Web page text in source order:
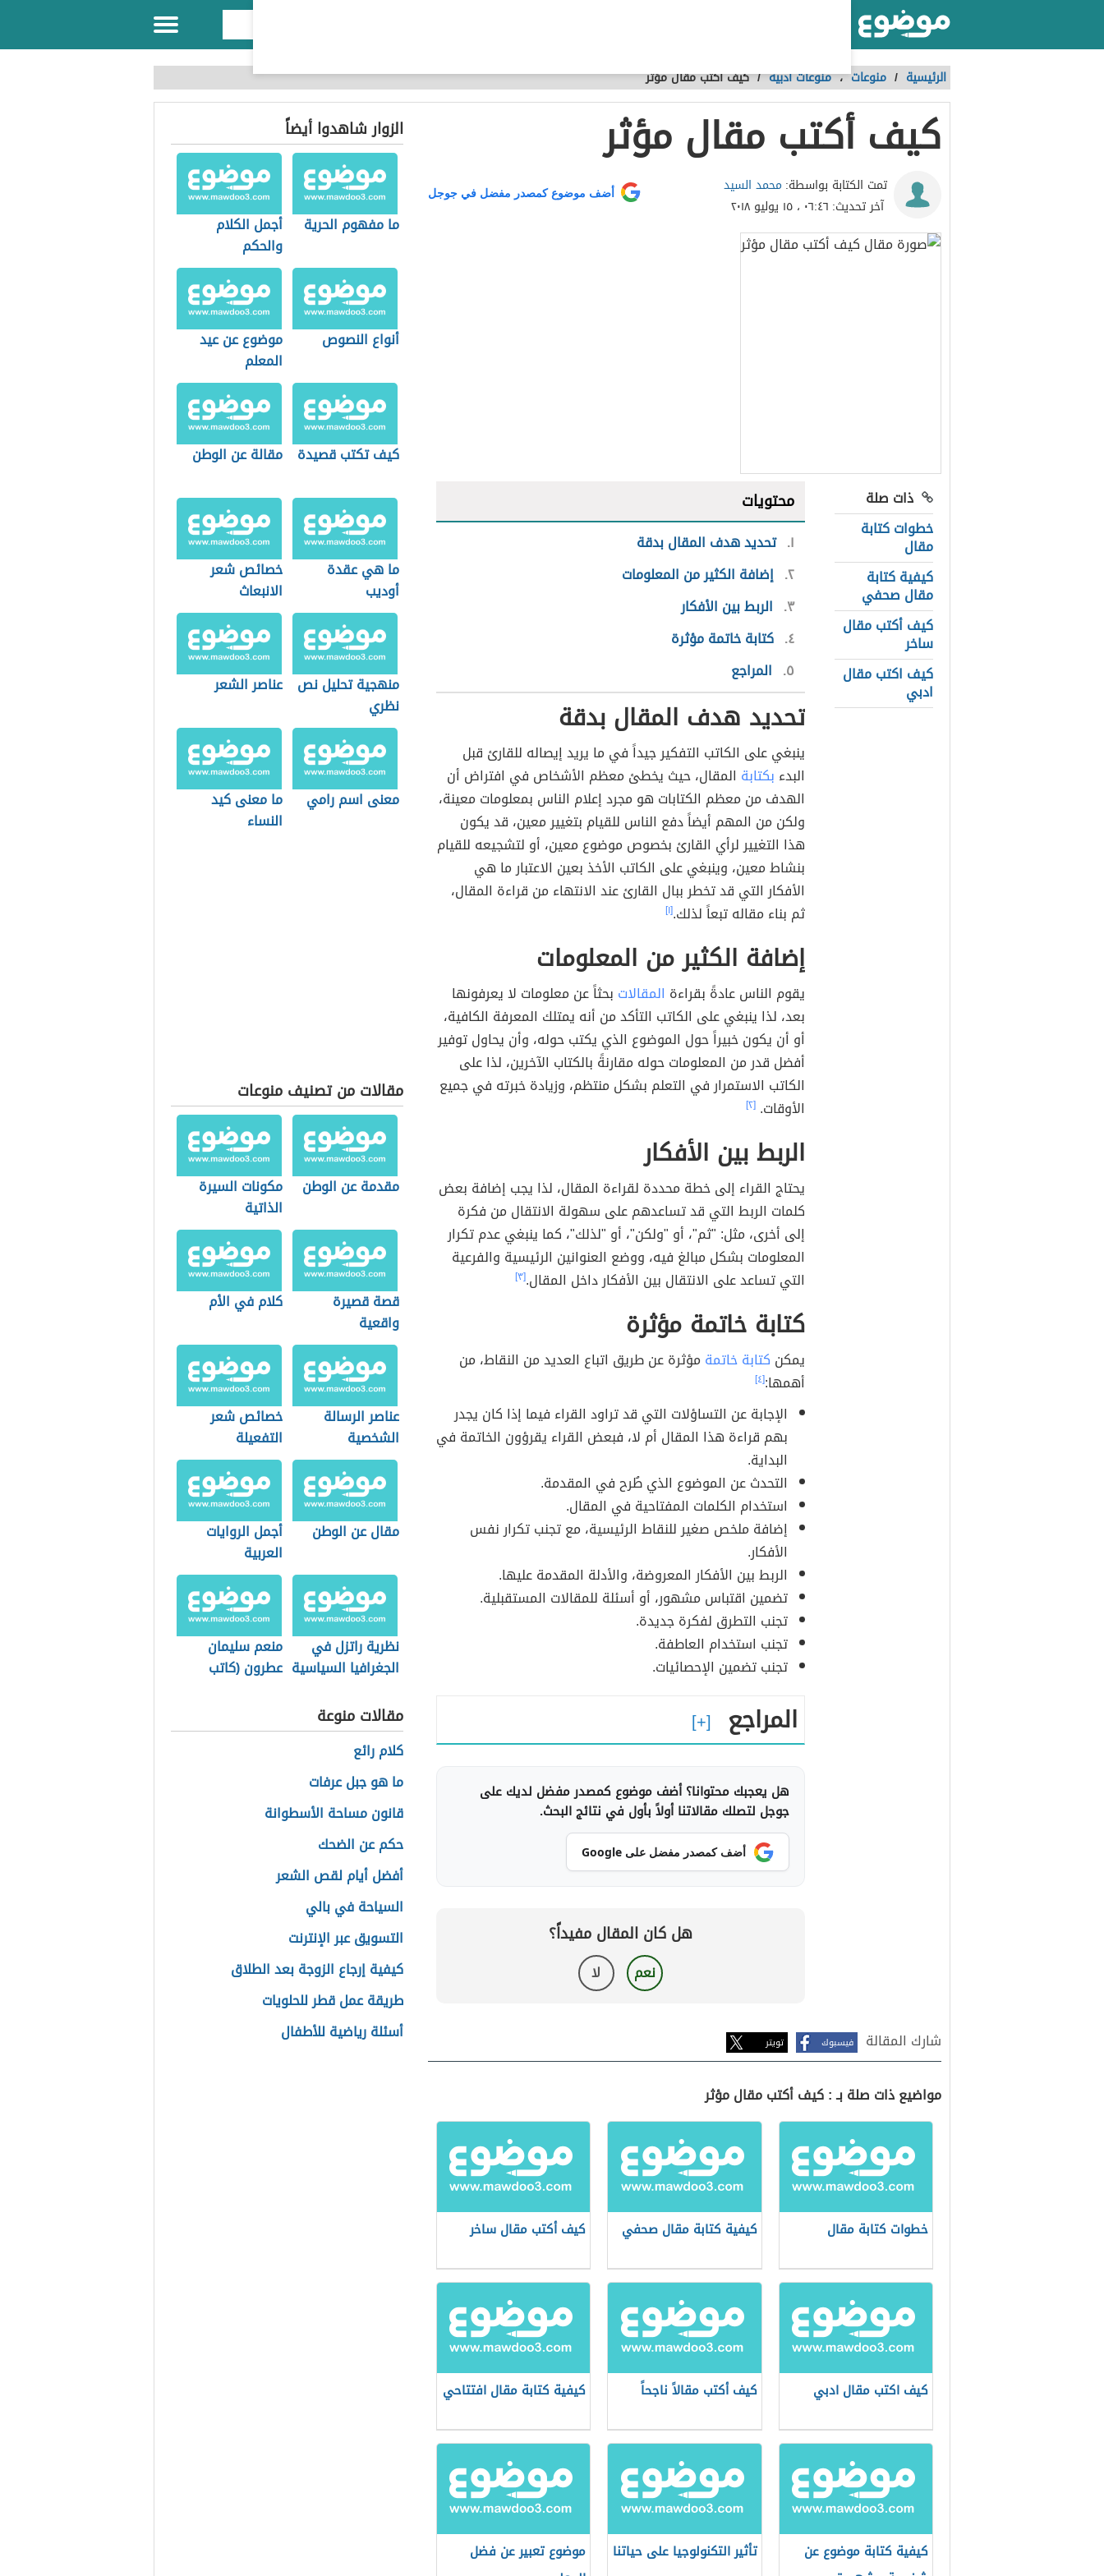
الرئيسية / منوعات ،منوعات أدبية /كيف أكتب مقال مؤثر
كيف أكتب مقال مؤثر
تمت الكتابة بواسطة: محمد السيد
آخر تحديث: ٠٦:٤٦ ، ١٥ يوليو ٢٠١٨
أضف موضوع كمصدر مفضل في جوجل
ذات صلة
خطوات كتابة
مقال
كيفية كتابة
مقال صحفي
كيف أكتب مقال
ساخر
كيف اكتب مقال
ادبي
محتويات
١ تحديد هدف المقال بدقة
٢ إضافة الكثير من المعلومات
٣ الربط بين الأفكار
٤ كتابة خاتمة مؤثرة
٥ المراجع
تحديد هدف المقال بدقة
ينبغي على الكاتب التفكير جيداً في ما يريد إيصاله للقارئ قبل
البدء بكتابة المقال، حيث يخطئ معظم الأشخاص في افتراض أن
الهدف من معظم الكتابات هو مجرد إعلام الناس بمعلومات معينة،
ولكن من المهم أيضاً دفع الناس للقيام بتغيير معين، قد يكون
هذا التغيير لرأي القارئ بخصوص موضوع معين، أو لتشجيعه للقيام
بنشاط معين، وينبغي على الكاتب الأخذ بعين الاعتبار ما هي
الأفكار التي قد تخطر ببال القارئ عند الانتهاء من قراءة المقال،
ثم بناء مقاله تبعاً لذلك.[١]
إضافة الكثير من المعلومات
يقوم الناس عادةً بقراءة المقالات بحثاً عن معلومات لا يعرفونها
بعد، لذا ينبغي على الكاتب التأكد من أنه يمتلك المعرفة الكافية،
أو أن يكون خبيراً حول الموضوع الذي يكتب حوله، وأن يحاول توفير
أفضل قدر من المعلومات حوله مقارنةً بالكتاب الآخرين، لذا على
الكاتب الاستمرار في التعلم بشكل منتظم، وزيادة خبرته في جميع
الأوقات.[٢]
الربط بين الأفكار
يحتاج القراء إلى خطة محددة لقراءة المقال، لذا يجب إضافة بعض
كلمات الربط التي قد تساعدهم على سهولة الانتقال من فكرة
إلى أخرى، مثل: "ثم"، أو "ولكن"، أو "لذلك"، كما ينبغي عدم تكرار
المعلومات بشكل مبالغ فيه، ووضع العنوانين الرئيسية والفرعية
التي تساعد على الانتقال بين الأفكار داخل المقال.[٣]
كتابة خاتمة مؤثرة
يمكن كتابة خاتمة مؤثرة عن طريق اتباع العديد من النقاط، من
أهمها:[٤]
الإجابة عن التساؤلات التي قد تراود القراء فيما إذا كان يجدر
بهم قراءة هذا المقال أم لا، فبعض القراء يقرؤون الخاتمة في
البداية.
التحدث عن الموضوع الذي طُرح في المقدمة.
استخدام الكلمات المفتاحية في المقال.
إضافة ملخص صغير للنقاط الرئيسية، مع تجنب تكرار نفس
الأفكار.
الربط بين الأفكار المعروضة، والأدلة المقدمة عليها.
تضمين اقتباس مشهور، أو أسئلة للمقالات المستقبلية.
تجنب التطرق لفكرة جديدة.
تجنب استخدام العاطفة.
تجنب تضمين الإحصائيات.
المراجع
هل يعجبك محتوانا؟ أضف موضوع كمصدر مفضل لديك على
جوجل لتصلك مقالاتنا أولاً بأول في نتائج البحث.
أضف كمصدر مفضل على Google
هل كان المقال مفيداً؟
نعم لا
شارك المقالة فيسبوك تويتر
مواضيع ذات صلة بـ : كيف أكتب مقال مؤثر
خطوات كتابة مقال كيفية كتابة مقال صحفي كيف أكتب مقال ساخر
كيف اكتب مقال ادبي كيف أكتب مقالاً ناجحاً كيفية كتابة مقال افتتاحي
كيفية كتابة موضوع عن
تأثير التكنولوجيا على حياتنا
موضوع تعبير عن فضل
الزوار شاهدوا أيضاً
ما مفهوم الحرية
أجمل الكلام
والحكم
أنواع النصوص
موضوع عن عيد
المعلم
كيف تكتب قصيدة مقالة عن الوطن
ما هي عقدة
أوديب
خصائص شعر
الانبعاث
منهجية تحليل نص
نظري
عناصر الشعر
معنى اسم رامي
ما معنى كيد
النساء
مقالات من تصنيف منوعات
مقدمة عن الوطن
مكونات السيرة
الذاتية
قصة قصيرة
واقعية
كلام في الأم
عناصر الرسالة
الشخصية
خصائص شعر
التفعيلة
مقال عن الوطن
أجمل الروايات
العربية
نظرية راتزل في
الجغرافيا السياسية
منعم سليمان
عطرون (كاتب
مقالات منوعة
كلام رائع
ما هو جبل عرفات
قانون مساحة الأسطوانة
حكم عن الضحك
أفضل أيام لقص الشعر
السياحة في بالي
التسويق عبر الإنترنت
كيفية إرجاع الزوجة بعد الطلاق
طريقة عمل قطر للحلويات
أسئلة رياضية للأطفال